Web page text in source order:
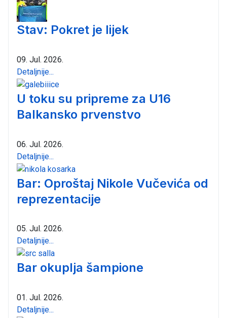
Stav: Pokret je lijek
09. Jul. 2026.
Detaljnije...
U toku su pripreme za U16
Balkansko prvenstvo
06. Jul. 2026.
Detaljnije...
Bar: Oproštaj Nikole Vučevića od
reprezentacije
05. Jul. 2026.
Detaljnije...
Bar okuplja šampione
01. Jul. 2026.
Detaljnije...